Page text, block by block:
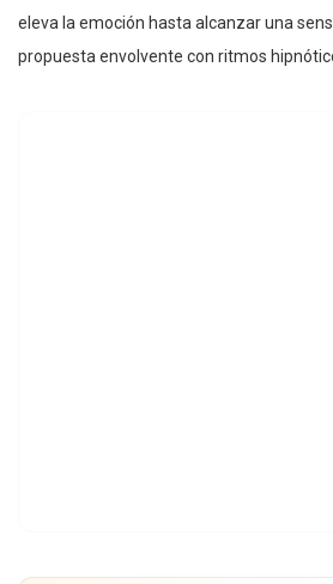
eleva la emoción hasta alcanzar una
propuesta envolvente con ritmos